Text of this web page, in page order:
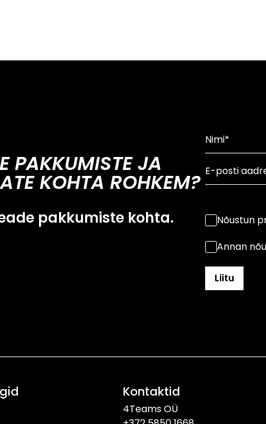
PAKKUMISTE JA
KOHTA ROHKEM?
pakkumiste kohta.
Nõustun
Annan
Kontaktid
4Teams OÜ